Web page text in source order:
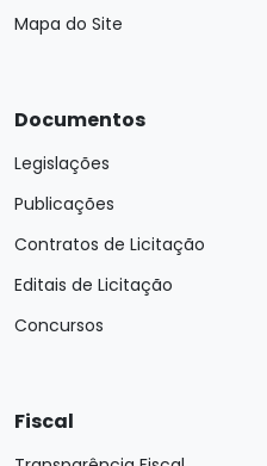
Mapa do Site
Documentos
Legislações
Publicações
Contratos de Licitação
Editais de Licitação
Concursos
Fiscal